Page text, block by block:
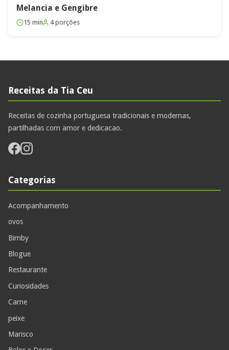
Melancia e Gengibre
15 min 4 porções
Receitas da Tia Ceu
Receitas de cozinha portuguesa tradicionais e modernas,
partilhadas com amor e dedicacao.
Categorias
Acompanhamento
ovos
Bimby
Blogue
Restaurante
Curiosidades
Carne
peixe
Marisco